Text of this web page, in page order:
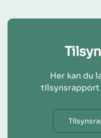
Her kan du
tilsynsrapport